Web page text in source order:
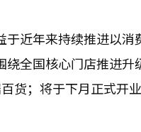
近年来持续推进以
全国核心门店推进
货；将于下月正式开